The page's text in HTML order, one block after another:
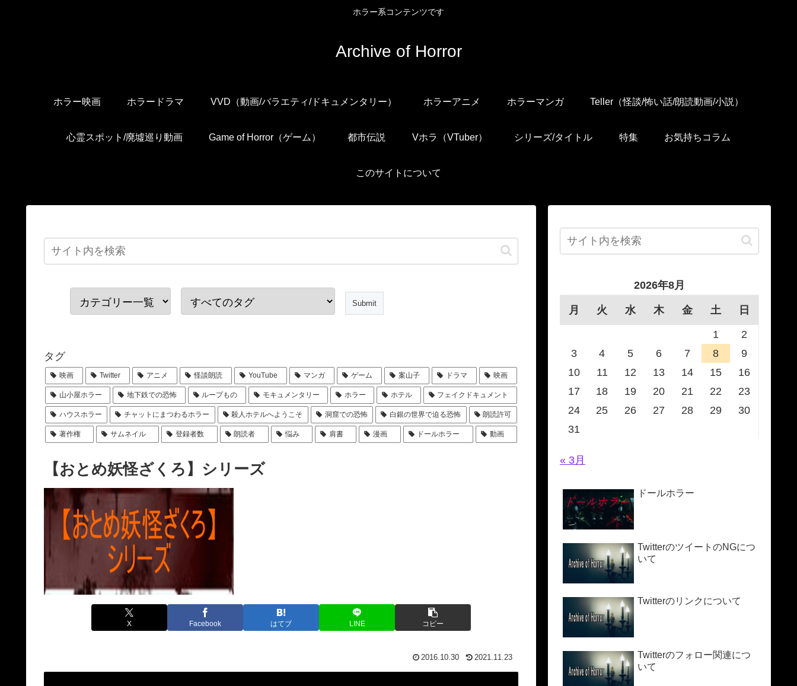
ホラー系コンテンツです
Archive of Horror
ホラー映画 ホラードラマ VVD（動画/バラエティ/ドキュメンタリー） ホラーアニメ ホラーマンガ Teller（怪談/怖い話/朗読動画/小説）
心霊スポット/廃墟巡り動画 Game of Horror（ゲーム） 都市伝説 Vホラ（VTuber） シリーズ/タイトル 特集 お気持ちコラム
このサイトについて
タグ
映画 Twitter アニメ 怪談朗読 YouTube マンガ ゲーム 案山子 ドラマ 映画
山小屋ホラー 地下鉄での恐怖 ループもの モキュメンタリー ホラー ホテル フェイクドキュメント
ハウスホラー チャットにまつわるホラー 殺人ホテルへようこそ 洞窟での恐怖 白銀の世界で迫る恐怖 朗読許可
著作権 サムネイル 登録者数 朗読者 悩み 肩書 漫画 ドールホラー 動画
【おとめ妖怪ざくろ】シリーズ
X Facebook はてブ LINE コピー
2016.10.30 2021.11.23
2026年8月
月 火 水 木 金 土 日
1
2
3
4 5 6 7 8
9
10
11 12 13 14 15
16
17
18 19 20 21 22
23
24
25 26 27 28 29
30
31
« 3月
ドールホラー
TwitterのツイートのNGにつ
いて
Twitterのリンクについて
Twitterのフォロー関連につ
いて